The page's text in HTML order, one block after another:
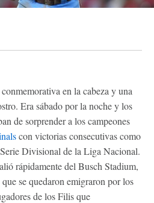
en la cabeza y una
Era sábado por la noche y los
de sorprender a los campeones
con victorias consecutivas como
Divisional de la Liga Nacional.
rápidamente del Busch Stadium,
se quedaron emigraron por los
de los Filis que